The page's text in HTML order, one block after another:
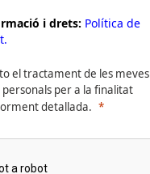
i drets: Política de
el tractament de les meves
personals per a la finalitat
detallada.